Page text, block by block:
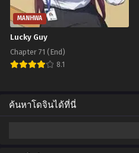
MANHWA
Lucky Guy
Chapter 71 (End)
8.1
ค้นหาโดจินได้ที่นี่